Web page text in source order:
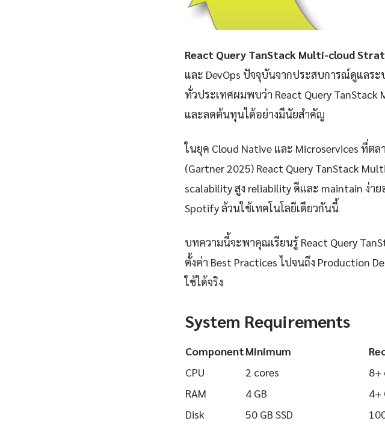
React Query TanStack Multi-cloud
และ DevOps ปัจจุบันจากประสบการณ์ดูแลร
ทั่วประเทศผมพบว่า React Query
และลดต้นทุนได้อย่างมีนัยสำคัญ
ในยุค Cloud Native และ Microservices ที่ต
(Gartner 2025) React Query TanStack
scalability สูง reliability ดีและ maintain ง่า
Spotify ล้วนใช้เทคโนโลยีเดียวกันนี้
บทความนี้จะพาคุณเรียนรู้ React Query
ตั้งค่า Best Practices ไปจนถึง Production
ใช้ได้จริง
System Requirements
ComponentMinimum
CPU
2 cores
8+
RAM
4 GB
4+
Disk
50 GB SSD